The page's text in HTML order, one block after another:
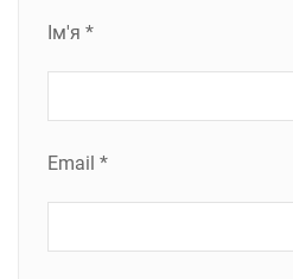
Ім'я *
Email *